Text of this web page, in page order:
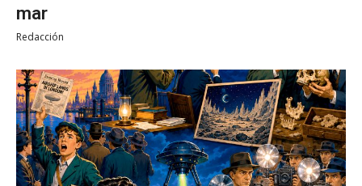
mar
Redacción